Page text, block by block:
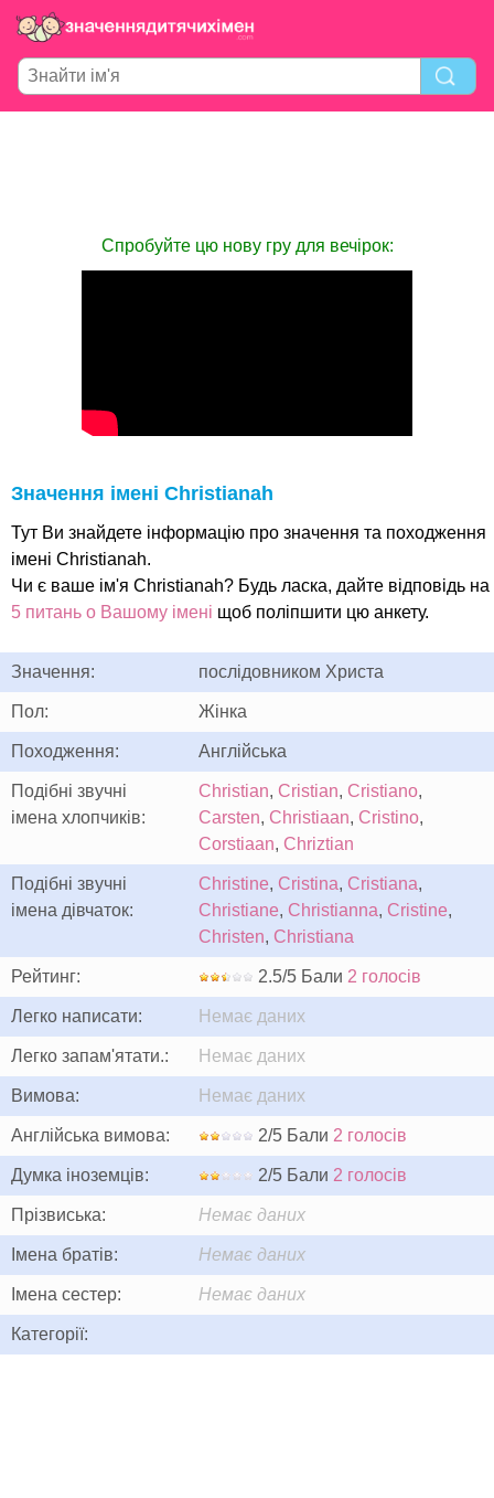
Спробуйте цю нову гру для вечірок:
Значення імені Christianah
Тут Ви знайдете інформацію про значення та походження
імені Christianah.
Чи є ваше ім'я Christianah? Будь ласка, дайте відповідь на
5 питань о Вашому імені щоб поліпшити цю анкету.
Значення: послідовником Христа
Пол: Жінка
Походження: Англійська
Подібні звучні
імена хлопчиків:
Christian, Cristian, Cristiano,
Carsten, Christiaan, Cristino,
Corstiaan, Chriztian
Подібні звучні
імена дівчаток:
Christine, Cristina, Cristiana,
Christiane, Christianna, Cristine,
Christen, Christiana
Рейтинг: 2.5/5 Бали 2 голосів
Легко написати: Немає даних
Легко запам'ятати.: Немає даних
Вимова: Немає даних
Англійська вимова: 2/5 Бали 2 голосів
Думка іноземців: 2/5 Бали 2 голосів
Прізвиська: Немає даних
Імена братів: Немає даних
Імена сестер: Немає даних
Категорії: